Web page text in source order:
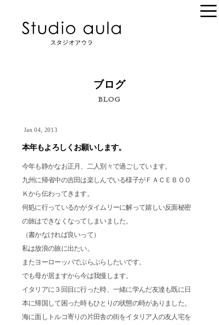
ブログ
BLOG
Jan 04, 2013
本年もよろしくお願いします。
今年も静かなお正月、二人別々で過ごしています。
九州に帰省中の吉田は楽しんでいる様子がＦＡＣＥＢＯＯ
Ｋから伝わってきます。
何処に行っているかがタイムリーに解って嬉しい反面秘密
の旅はできなくなってしまいました。
（書かなければ良いって）
私は放浪の旅に出たい。
またヨーローッパでぶらぶらしたいです。
でも母が居ますから今は我慢します。
イタリアに３回目に行った時、一緒に学んだ友達も既に日
本に帰国して困った時もひとりの状態の時がありました。
海に面しトルコ寄りの片田舎の街をイタリア人の友人宅を